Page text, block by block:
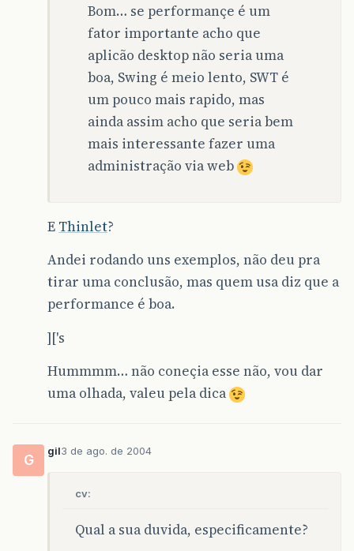
Bom… se performançe é um
fator importante acho que
aplicão desktop não seria uma
boa, Swing é meio lento, SWT é
um pouco mais rapido, mas
ainda assim acho que seria bem
mais interessante fazer uma
administração via web
E Thinlet?
Andei rodando uns exemplos, não deu pra
tirar uma conclusão, mas quem usa diz que a
performance é boa.
]['s
Hummmm… não coneçia esse não, vou dar
uma olhada, valeu pela dica
G
gil3 de ago. de 2004
cv:
Qual a sua duvida, especificamente?